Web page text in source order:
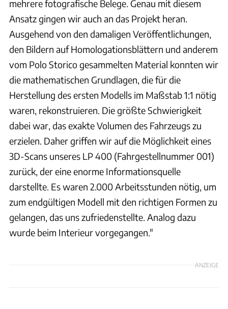
mehrere fotografische Belege. Genau mit diesem
Ansatz gingen wir auch an das Projekt heran.
Ausgehend von den damaligen Veröffentlichungen,
den Bildern auf Homologationsblättern und anderem
vom Polo Storico gesammelten Material konnten wir
die mathematischen Grundlagen, die für die
Herstellung des ersten Modells im Maßstab 1:1 nötig
waren, rekonstruieren. Die größte Schwierigkeit
dabei war, das exakte Volumen des Fahrzeugs zu
erzielen. Daher griffen wir auf die Möglichkeit eines
3D-Scans unseres LP 400 (Fahrgestellnummer 001)
zurück, der eine enorme Informationsquelle
darstellte. Es waren 2.000 Arbeitsstunden nötig, um
zum endgültigen Modell mit den richtigen Formen zu
gelangen, das uns zufriedenstellte. Analog dazu
wurde beim Interieur vorgegangen."
ANZEIGE